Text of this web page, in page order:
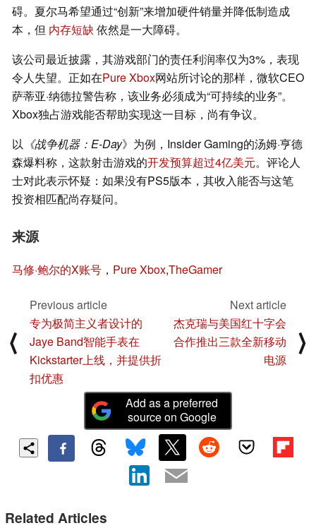
碍。夏尔马希望通过“创新”来增加硬件销量并降低制造成
本，但 内存短缺依然是一大障碍。
该公司最近披露，其游戏部门的责任利润率仅为3%，表现
令人失望。正如在Pure Xbox网站所讨论的那样，微软CEO
萨蒂亚·纳德拉警告称，该业务必须成为“可持续的业务”。
Xbox独占游戏能否帮助实现这一目标，尚有争议。
以 《战争机器：E-Day》为例，Insider Gaming的汤姆·亨德
森爆料称，这款射击游戏的开发预算超过4亿美元。评论人
士对此表示怀疑：如果没有PS5版本，其收入能否与这笔
投资相匹配尚存疑问。
来源
马修·鲍尔的X账号 ， Pure Xbox,TheGamer
⟨
Previous article
专为极简主义者设计的
Jaye Band智能手表在
Kickstarter上线，并提供折
扣优惠
Next article
杰克瑞与美国红十字会
合作推出三款全新移动
电源
⟩
Add as a preferred
source on Google
Related Articles